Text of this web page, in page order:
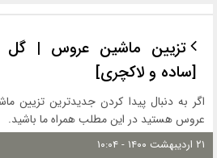
تزیین ماشین عروس | گل
[ساده و لاکچری]
اگر به دنبال پیدا کردن جدیدترین تزیین
عروس هستید در این مطلب همراه ما باشید.
۲۱ اردیبهشت ۱۴۰۰ - ۱۰:۰۴